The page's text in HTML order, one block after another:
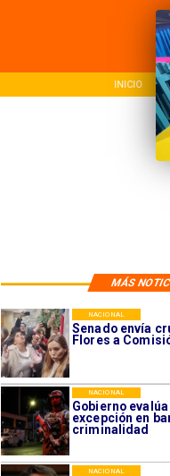
NACIONAL
MÁS
Senado envía
Flores a
NACIONAL
Gobierno
excepción en
criminalidad
NACIONAL
NACIONAL